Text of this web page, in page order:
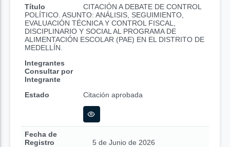
Título
CITACIÓN A DEBATE DE CONTROL
POLÍTICO. ASUNTO: ANÁLISIS, SEGUIMIENTO,
EVALUACIÓN TÉCNICA Y CONTROL FISCAL,
DISCIPLINARIO Y SOCIAL AL PROGRAMA DE
ALIMENTACIÓN ESCOLAR (PAE) EN EL DISTRITO DE
MEDELLÍN.
Integrantes
Consultar por
Integrante
Estado
Citación aprobada
Fecha de
Registro
5 de Junio de 2026